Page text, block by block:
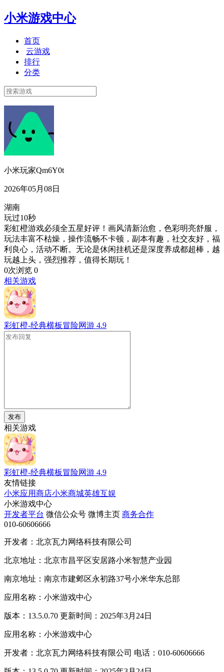
小米游戏中心
首页
云游戏
排行
分类
小米玩家Qm6Y0t
2026年05月08日
湖南
玩过10秒
彩虹橙游戏必须全五星好评！画风清新治愈，色彩明亮舒服，
玩法丰富不枯燥，操作流畅不卡顿，副本有趣，社交友好，福
利良心，活动不断。无论是休闲挂机还是深度养成都超棒，越
玩越上头，强烈推荐，值得长期玩！
0次浏览 0
相关游戏
彩虹橙-经典横板冒险网游 4.9
发布
相关游戏
彩虹橙-经典横板冒险网游 4.9
友情链接
小米应用商店小米商城英雄互娱
小米游戏中心
开发者平台 微信公众号 微博主页 商务合作
010-60606666
开发者：北京瓦力网络科技有限公司
北京地址：北京市昌平区安居路小米智慧产业园
南京地址：南京市建邺区永初路37号小米华东总部
应用名称：小米游戏中心
版本：13.5.0.70 更新时间：2025年3月24日
应用名称：小米游戏中心
开发者：北京瓦力网络科技有限公司 电话：010-60606666